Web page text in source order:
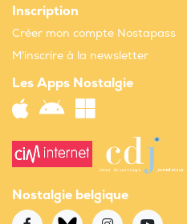
Inscription
Créer mon compte Nostapass
M'inscrire à la newsletter
Les Apps Nostalgie
Nostalgie belgique